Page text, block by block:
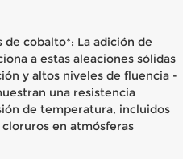
cobalto*: La adición de
a estas aleaciones sólidas
y altos niveles de fluencia -
una resistencia
de temperatura, incluidos
en atmósferas